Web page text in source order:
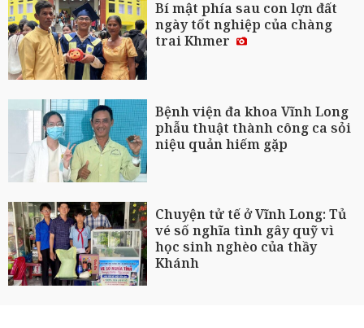
Bí mật phía sau con lợn đất
ngày tốt nghiệp của chàng
trai Khmer
Bệnh viện đa khoa Vĩnh Long
phẫu thuật thành công ca sỏi
niệu quản hiếm gặp
Chuyện tử tế ở Vĩnh Long: Tủ
vé số nghĩa tình gây quỹ vì
học sinh nghèo của thầy
Khánh